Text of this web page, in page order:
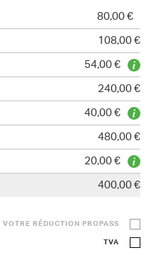
80,00 €
108,00 €
54,00 €
240,00 €
40,00 €
480,00 €
20,00 €
400,00 €
VOTRE RÉDUCTION PROPASS
TVA